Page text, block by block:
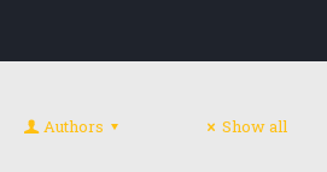
Authors Show all